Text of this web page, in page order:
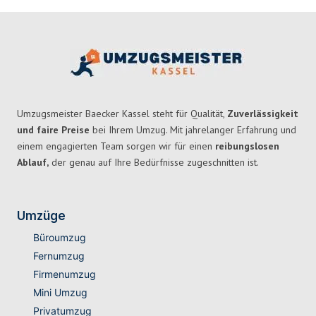
Umzugsmeister Baecker Kassel steht für Qualität, Zuverlässigkeit
und faire Preise bei Ihrem Umzug. Mit jahrelanger Erfahrung und
einem engagierten Team sorgen wir für einen reibungslosen
Ablauf, der genau auf Ihre Bedürfnisse zugeschnitten ist.
Umzüge
Büroumzug
Fernumzug
Firmenumzug
Mini Umzug
Privatumzug